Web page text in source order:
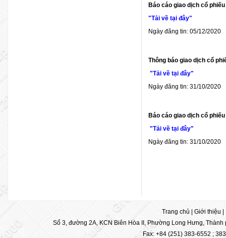
Báo cáo giao dịch cổ
"Tải về tại đây"
Ngày đăng tin: 05/12/2020
Thông báo giao dịch cổ
"Tải về tại đây"
Ngày đăng tin: 31/10/2020
Báo cáo giao dịch cổ
"Tải về tại đây"
Ngày đăng tin: 31/10/2020
Trang chủ Giới thiệu
Số 3, đường 2A, KCN Biên Hòa II, Phường Long Hưng,
Fax: +84 (251) 383-6552 ;